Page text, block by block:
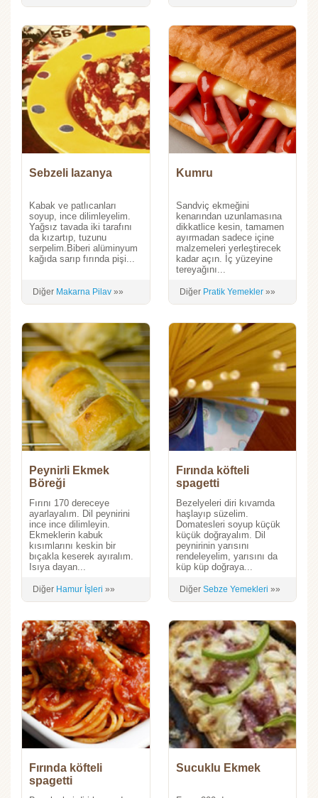
Sebzeli lazanya
Kabak ve patlıcanları
soyup, ince dilimleyelim.
Yağsız tavada iki tarafını
da kızartıp, tuzunu
serpelim.Biberi alüminyum
kağıda sarıp fırında pişi...
Diğer Makarna Pilav »»
Kumru
Sandviç ekmeğini
kenarından uzunlamasına
dikkatlice kesin, tamamen
ayırmadan sadece içine
malzemeleri yerleştirecek
kadar açın. İç yüzeyine
tereyağını...
Diğer Pratik Yemekler»»
Peynirli Ekmek
Böreği
Fırını 170 dereceye
ayarlayalım. Dil peynirini
ince ince dilimleyin.
Ekmeklerin kabuk
kısımlarını keskin bir
bıçakla keserek ayıralım.
Isıya dayan...
Diğer Hamur İşleri »»
Fırında köfteli
spagetti
Bezelyeleri diri kıvamda
haşlayıp süzelim.
Domatesleri soyup küçük
küçük doğrayalım. Dil
peynirinin yarısını
rendeleyelim, yarısını da
küp küp doğraya...
Diğer Sebze Yemekleri »»
Fırında köfteli
spagetti
Sucuklu Ekmek